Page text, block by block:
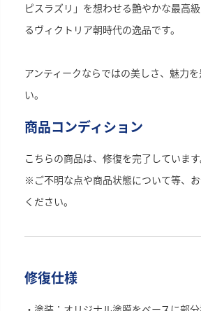
ピスラズリ」を想わせる艶やかな最高
るヴィクトリア朝時代の逸品です。
アンティークならではの美しさ、魅力
い。
商品コンディション
こちらの商品は、修復を完了しています
※ご不明な点や商品状態について等、
ください。
修復仕様